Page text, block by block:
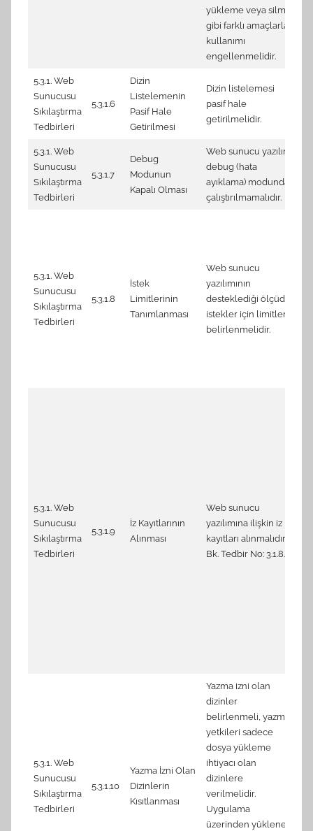
yükleme veya silme
gibi farklı amaçlarla
kullanımı
engellenmelidir.
5.3.1. Web
Sunucusu
Sıkılaştırma
Tedbirleri
5.3.1.6
Dizin
Listelemenin
Pasif Hale
Getirilmesi
Dizin listelemesi
pasif hale
getirilmelidir.
5.3.1. Web
Sunucusu
Sıkılaştırma
Tedbirleri
5.3.1.7
Debug
Modunun
Kapalı Olması
Web sunucu yazılımı
debug (hata
ayıklama) modunda
çalıştırılmamalıdır.
5.3.1. Web
Sunucusu
Sıkılaştırma
Tedbirleri
5.3.1.8
İstek
Limitlerinin
Tanımlanması
Web sunucu
yazılımının
desteklediği ölçüde,
istekler için limitler
belirlenmelidir.
5.3.1. Web
Sunucusu
Sıkılaştırma
Tedbirleri
5.3.1.9
İz Kayıtlarının
Alınması
Web sunucu
yazılımına ilişkin iz
kayıtları alınmalıdır.
Bk. Tedbir No: 3.1.8.1
5.3.1. Web
Sunucusu
Sıkılaştırma
Tedbirleri
5.3.1.10
Yazma İzni Olan
Dizinlerin
Kısıtlanması
Yazma izni olan
dizinler
belirlenmeli, yazma
yetkileri sadece
dosya yükleme
ihtiyacı olan
dizinlere
verilmelidir.
Uygulama
üzerinden yüklenen